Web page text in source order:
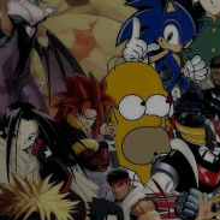
Skip
to
content